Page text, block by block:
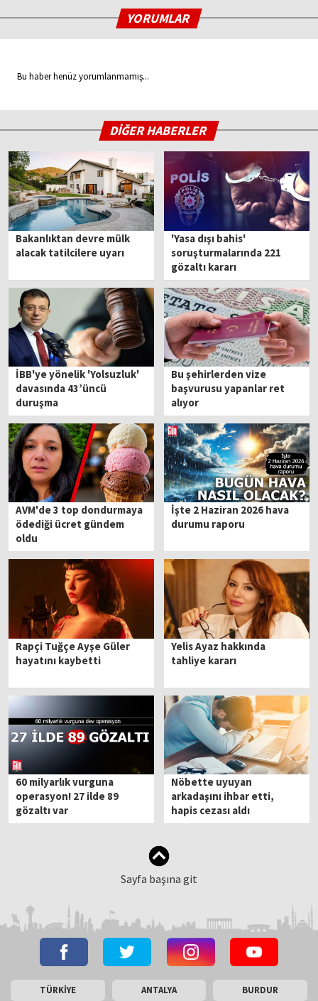
YORUMLAR
Bu haber henüz yorumlanmamış...
DİĞER HABERLER
Bakanlıktan devre mülk
alacak tatilcilere uyarı
'Yasa dışı bahis'
soruşturmalarında 221
gözaltı kararı
İBB'ye yönelik 'Yolsuzluk'
davasında 43’üncü
duruşma
Bu şehirlerden vize
başvurusu yapanlar ret
alıyor
AVM'de 3 top dondurmaya
ödediği ücret gündem
oldu
İşte 2 Haziran 2026 hava
durumu raporu
Rapçi Tuğçe Ayşe Güler
hayatını kaybetti
Yelis Ayaz hakkında
tahliye kararı
60 milyarlık vurguna
operasyon! 27 ilde 89
gözaltı var
Nöbette uyuyan
arkadaşını ihbar etti,
hapis cezası aldı
Sayfa başına git
TÜRKİYE ANTALYA BURDUR